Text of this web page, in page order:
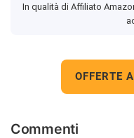
In qualità di Affiliato
OFFERTE
Commenti